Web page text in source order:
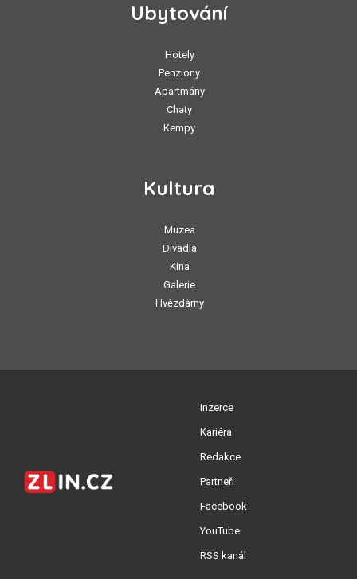
Ubytování
Hotely
Penziony
Apartmány
Chaty
Kempy
Kultura
Muzea
Divadla
Kina
Galerie
Hvězdárny
Inzerce
Kariéra
Redakce
Partneři
Facebook
YouTube
RSS kanál